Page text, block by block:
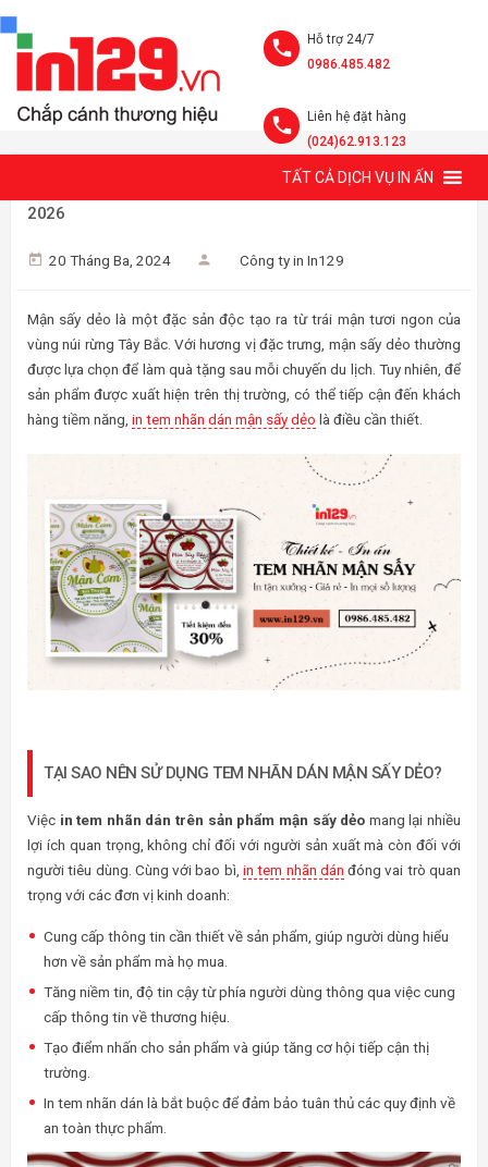
Hỗ trợ 24/7
0986.485.482
Liên hệ đặt hàng
(024)62.913.123
TẤT CẢ DỊCH VỤ IN ẤN
IN TEM NHÃN DÁN MẬN SẤY DẺO GIÁ RẺ TẠI HÀ NỘI, MẪU
2026
20 Tháng Ba, 2024 Công ty in In129
Mận sấy dẻo là một đặc sản độc tạo ra từ trái mận tươi ngon của
vùng núi rừng Tây Bắc. Với hương vị đặc trưng, mận sấy dẻo thường
được lựa chọn để làm quà tặng sau mỗi chuyến du lịch. Tuy nhiên, để
sản phẩm được xuất hiện trên thị trường, có thể tiếp cận đến khách
hàng tiềm năng, in tem nhãn dán mận sấy dẻo là điều cần thiết.
TẠI SAO NÊN SỬ DỤNG TEM NHÃN DÁN MẬN SẤY DẺO?
Việc in tem nhãn dán trên sản phẩm mận sấy dẻo mang lại nhiều
lợi ích quan trọng, không chỉ đối với người sản xuất mà còn đối với
người tiêu dùng. Cùng với bao bì, in tem nhãn dán đóng vai trò quan
trọng với các đơn vị kinh doanh:
Cung cấp thông tin cần thiết về sản phẩm, giúp người dùng hiểu
hơn về sản phẩm mà họ mua.
Tăng niềm tin, độ tin cậy từ phía người dùng thông qua việc cung
cấp thông tin về thương hiệu.
Tạo điểm nhấn cho sản phẩm và giúp tăng cơ hội tiếp cận thị
trường.
In tem nhãn dán là bắt buộc để đảm bảo tuân thủ các quy định về
an toàn thực phẩm.